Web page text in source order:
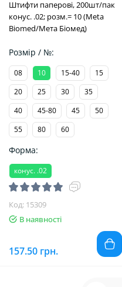
Штифти паперові, 200шт/пак
конус. .02; розм.= 10 (Meta
Biomed/Мета Біомед)
Розмір / №:
08 10 15-40
15
20
25 30
35
40
45-80 45
50
55
80 60
Форма:
конус. .02
Код: 15309
В наявності
157.50 грн.